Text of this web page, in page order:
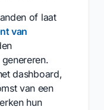
of laat
van
dashboard,
van een
hun